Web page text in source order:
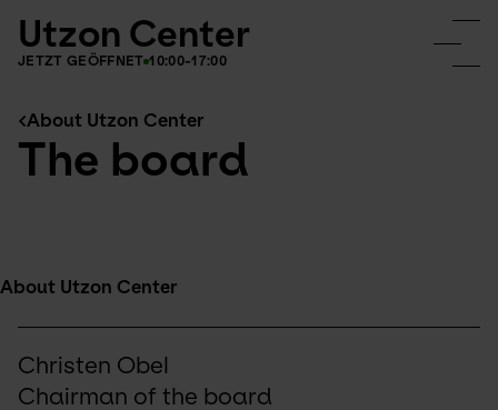
Utzon Center
JETZT GEÖFFNET 10:00-17:00
About Utzon Center
The board
About Utzon Center
Christen Obel
Chairman of the board